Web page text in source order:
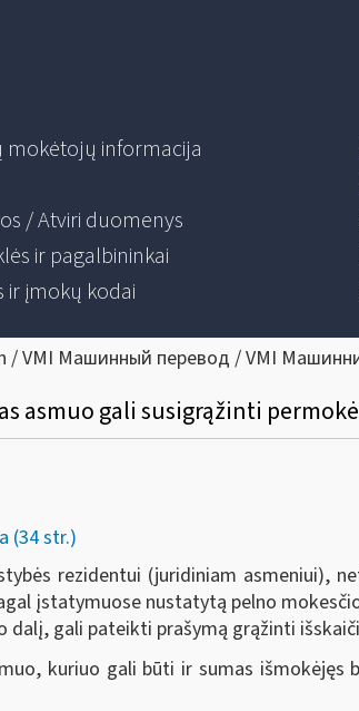
mokėtojų informacija
/ Atviri duomenys
ir pagalbininkai
ir įmokų kodai
/ VMI Машинный перевод / VMI
asmuo gali susigrąžinti
(34 str.)
rezidentui (juridiniam asmeniui),
įstatymuose nustatytą pelno
gali pateikti prašymą grąžinti
kuriuo gali būti ir sumas išmokėjęs